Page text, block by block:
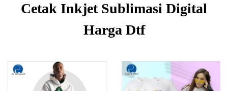
Cetak Inkjet Sublimasi Digital
Harga Dtf